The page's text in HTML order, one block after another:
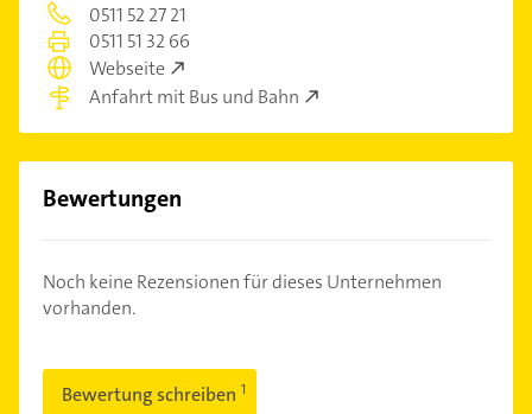
0511 52 27 21
0511 51 32 66
Webseite
Anfahrt mit Bus und Bahn
Bewertungen
Noch keine Rezensionen für dieses Unternehmen
vorhanden.
Bewertung schreiben